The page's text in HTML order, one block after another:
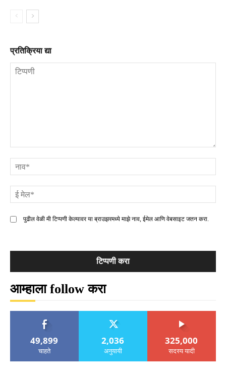
प्रतिक्रिया द्या
पुढील वेळी मी टिप्पणी केल्यावर या ब्राउझरमध्ये माझे नाव, ईमेल आणि वेबसाइट जतन करा.
आम्हाला follow करा
49,899
चाहते
2,036
अनुयायी
325,000
सदस्य यादी